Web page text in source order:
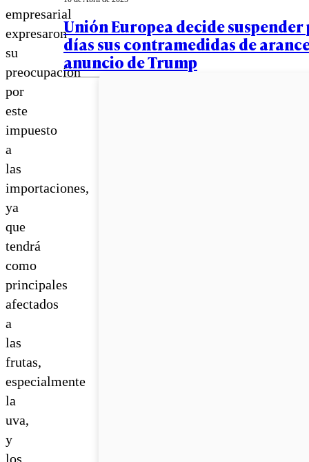
empresarial
expresaron
su
preocupación
por
este
impuesto
a
las
importaciones,
ya
que
tendrá
como
principales
afectados
a
las
frutas,
especialmente
la
uva,
y
los
Unión Europea decide suspender
días sus contramedidas de
anuncio de Trump